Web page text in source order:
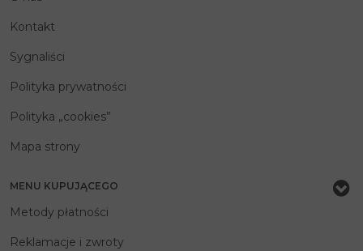
Kontakt
Sygnaliści
Polityka prywatności
Polityka „cookies”
Mapa strony
MENU KUPUJĄCEGO
Metody płatności
Reklamacje i zwroty